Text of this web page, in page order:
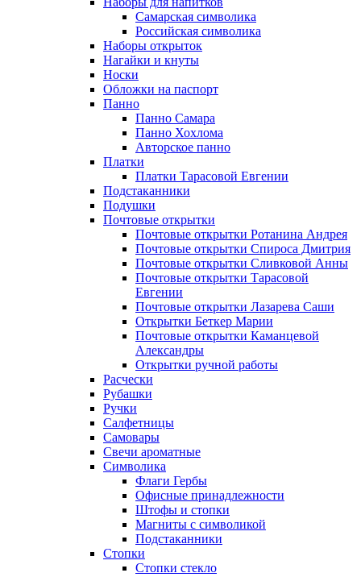
Самарская символика
Российская символика
Наборы открыток
Нагайки и кнуты
Носки
Обложки на паспорт
Панно
Панно Самара
Панно Хохлома
Авторское панно
Платки
Платки Тарасовой Евгении
Подстаканники
Подушки
Почтовые открытки
Почтовые открытки Ротанина Андрея
Почтовые открытки Спироса Дмитрия
Почтовые открытки Сливковой Анны
Почтовые открытки Тарасовой
Евгении
Почтовые открытки Лазарева Саши
Открытки Беткер Марии
Почтовые открытки Каманцевой
Александры
Открытки ручной работы
Расчески
Рубашки
Ручки
Салфетницы
Самовары
Свечи ароматные
Символика
Флаги Гербы
Офисные принадлежности
Штофы и стопки
Магниты с символикой
Подстаканники
Стопки
Стопки стекло